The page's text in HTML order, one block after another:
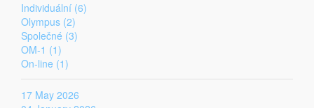
Individuální (6)
Olympus (2)
Společné (3)
OM-1 (1)
On-line (1)
17 May 2026